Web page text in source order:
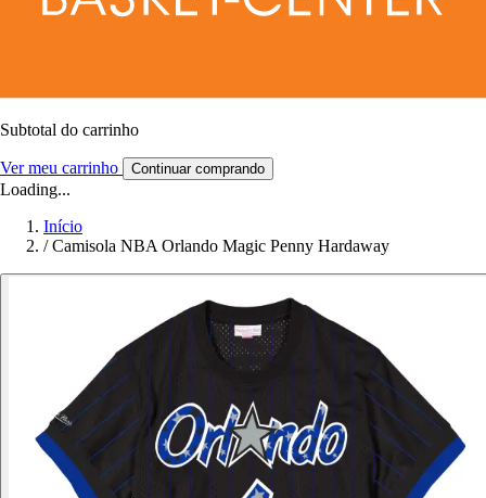
Subtotal do carrinho
Ver meu carrinho Continuar comprando
Loading...
Início
/ Camisola NBA Orlando Magic Penny Hardaway